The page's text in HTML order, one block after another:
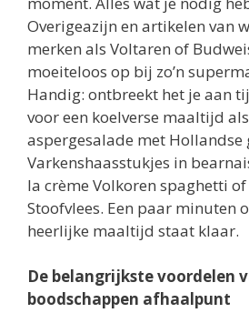
Overigeazijn en artikelen van
merken als Voltaren of
moeiteloos op bij zo’n
Handig: ontbreekt het je aan
voor een koelverse maaltijd
aspergesalade met Hollandse
Varkenshaasstukjes in
la crème Volkoren spaghetti
Stoofvlees. Een paar minuten
heerlijke maaltijd staat klaar.
De belangrijkste voordelen
boodschappen afhaalpunt